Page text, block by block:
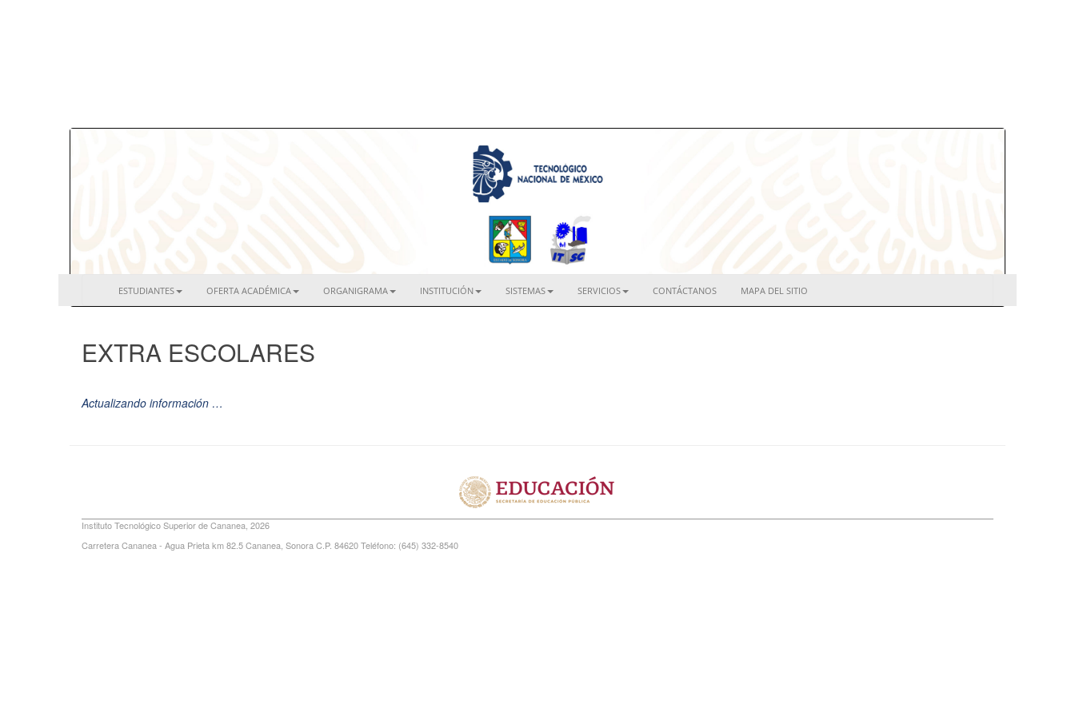
ESTUDIANTES OFERTA ACADÉMICA ORGANIGRAMA INSTITUCIÓN SISTEMAS SERVICIOS CONTÁCTANOS MAPA DEL SITIO
EXTRA ESCOLARES
Actualizando información …
Instituto Tecnológico Superior de Cananea, 2026
Carretera Cananea - Agua Prieta km 82.5 Cananea, Sonora C.P. 84620 Teléfono: (645) 332-8540